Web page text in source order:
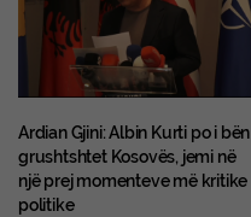
Ardian Gjini: Albin Kurti po i bën
grushtshtet Kosovës, jemi në
një prej momenteve më kritike
politike